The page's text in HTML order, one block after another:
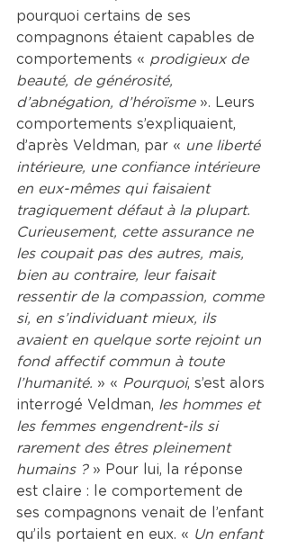
pourquoi certains de ses
compagnons étaient capables de
comportements « prodigieux de
beauté, de générosité,
d’abnégation, d’héroïsme ». Leurs
comportements s’expliquaient,
d’après Veldman, par « une liberté
intérieure, une confiance intérieure
en eux-mêmes qui faisaient
tragiquement défaut à la plupart.
Curieusement, cette assurance ne
les coupait pas des autres, mais,
bien au contraire, leur faisait
ressentir de la compassion, comme
si, en s’individuant mieux, ils
avaient en quelque sorte rejoint un
fond affectif commun à toute
l’humanité. » « Pourquoi, s’est alors
interrogé Veldman, les hommes et
les femmes engendrent-ils si
rarement des êtres pleinement
humains ? » Pour lui, la réponse
est claire : le comportement de
ses compagnons venait de l’enfant
qu’ils portaient en eux. « Un enfant